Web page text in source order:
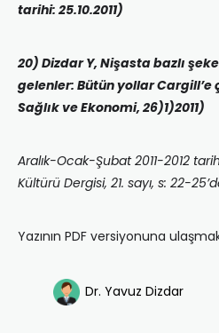
tarihi: 25.10.2011)
20) Dizdar Y, Nişasta bazlı
gelenler: Bütün yollar Cargill’e
Sağlık ve Ekonomi, 26)1)2011)
Aralık-Ocak-Şubat 2011-2012
Kültürü Dergisi, 21. sayı, s: 22-
Yazının PDF versiyonuna
Dr. Yavuz Dizdar